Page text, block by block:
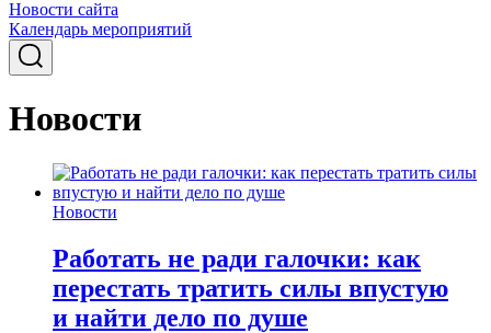
Новости сайта
Календарь мероприятий
Новости
Новости
Работать не ради галочки: как
перестать тратить силы впустую
и найти дело по душе